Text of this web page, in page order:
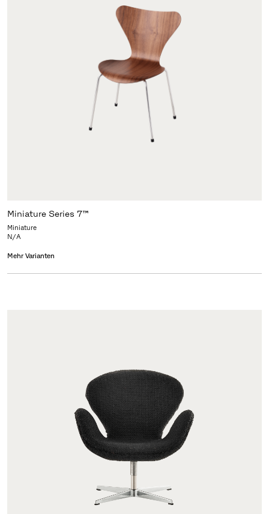
Miniature Series 7™
Miniature
N/A
Mehr Varianten